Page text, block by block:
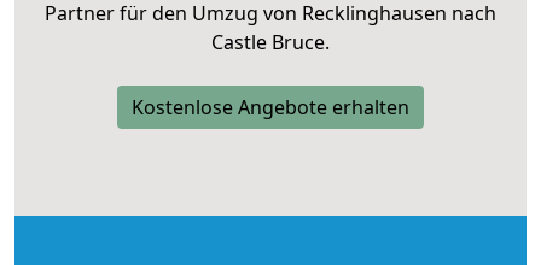
Partner für den Umzug von Recklinghausen nach
Castle Bruce.
Kostenlose Angebote erhalten